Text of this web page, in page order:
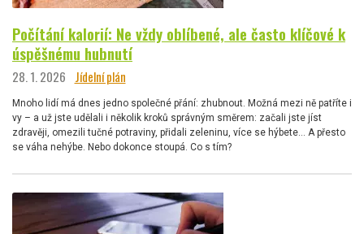
Počítání kalorií: Ne vždy oblíbené, ale často klíčové k
úspěšnému hubnutí
28. 1. 2026 Jídelní plán
Mnoho lidí má dnes jedno společné přání: zhubnout. Možná mezi ně patříte i
vy – a už jste udělali i několik kroků správným směrem: začali jste jíst
zdravěji, omezili tučné potraviny, přidali zeleninu, více se hýbete… A přesto
se váha nehýbe. Nebo dokonce stoupá. Co s tím?